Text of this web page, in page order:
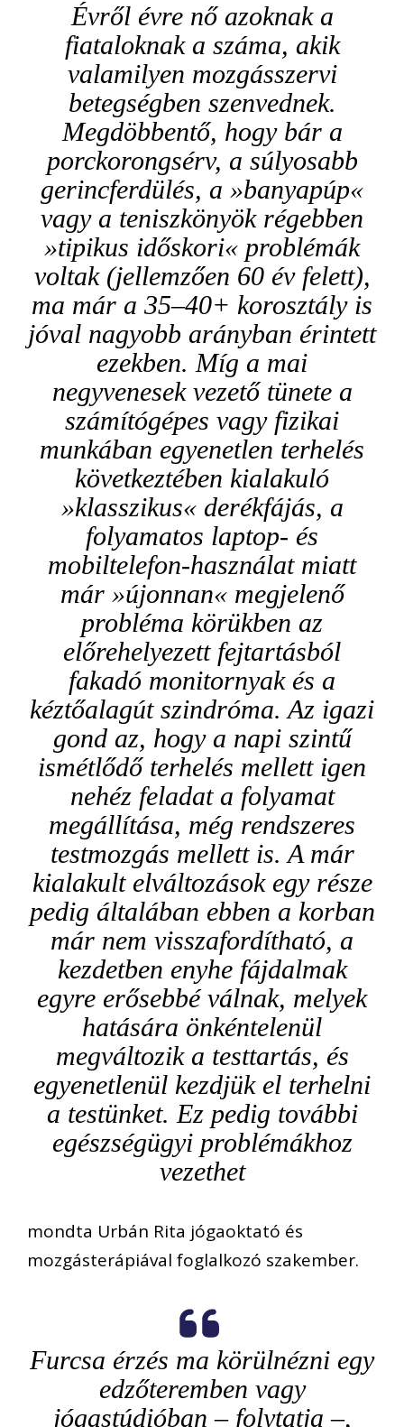
Évről évre nő azoknak a
fiataloknak a száma, akik
valamilyen mozgásszervi
betegségben szenvednek.
Megdöbbentő, hogy bár a
porckorongsérv, a súlyosabb
gerincferdülés, a »banyapúp«
vagy a teniszkönyök régebben
»tipikus időskori« problémák
voltak (jellemzően 60 év felett),
ma már a 35–40+ korosztály is
jóval nagyobb arányban érintett
ezekben. Míg a mai
negyvenesek vezető tünete a
számítógépes vagy fizikai
munkában egyenetlen terhelés
következtében kialakuló
»klasszikus« derékfájás, a
folyamatos laptop- és
mobiltelefon-használat miatt
már »újonnan« megjelenő
probléma körükben az
előrehelyezett fejtartásból
fakadó monitornyak és a
kéztőalagút szindróma. Az igazi
gond az, hogy a napi szintű
ismétlődő terhelés mellett igen
nehéz feladat a folyamat
megállítása, még rendszeres
testmozgás mellett is. A már
kialakult elváltozások egy része
pedig általában ebben a korban
már nem visszafordítható, a
kezdetben enyhe fájdalmak
egyre erősebbé válnak, melyek
hatására önkéntelenül
megváltozik a testtartás, és
egyenetlenül kezdjük el terhelni
a testünket. Ez pedig további
egészségügyi problémákhoz
vezethet
mondta Urbán Rita jógaoktató és
mozgásterápiával foglalkozó szakember.
Furcsa érzés ma körülnézni egy
edzőteremben vagy
jógastúdióban – folytatja –,